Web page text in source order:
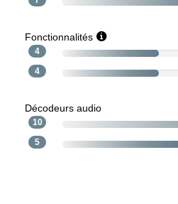
Fonctionnalités
4
4
Décodeurs audio
10
5